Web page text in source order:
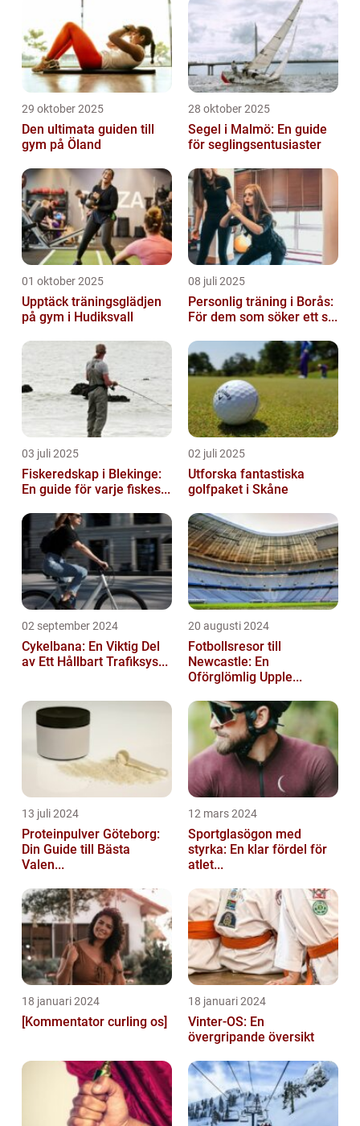
29 oktober 2025
Den ultimata guiden till
gym på Öland
28 oktober 2025
Segel i Malmö: En guide
för seglingsentusiaster
01 oktober 2025
Upptäck träningsglädjen
på gym i Hudiksvall
08 juli 2025
Personlig träning i Borås:
För dem som söker ett s...
03 juli 2025
Fiskeredskap i Blekinge:
En guide för varje fiskes...
02 juli 2025
Utforska fantastiska
golfpaket i Skåne
02 september 2024
Cykelbana: En Viktig Del
av Ett Hållbart Trafiksys...
20 augusti 2024
Fotbollsresor till
Newcastle: En
Oförglömlig Upple...
13 juli 2024
Proteinpulver Göteborg:
Din Guide till Bästa
Valen...
12 mars 2024
Sportglasögon med
styrka: En klar fördel för
atlet...
18 januari 2024
[Kommentator curling os]
18 januari 2024
Vinter-OS: En
övergripande översikt